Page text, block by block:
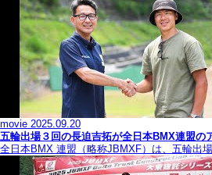
movie 2025.09.20
五輪出場３回の長迫吉拓が全日本BMX連盟の
全日本BMX 連盟（略称JBMXF）は、五輪出